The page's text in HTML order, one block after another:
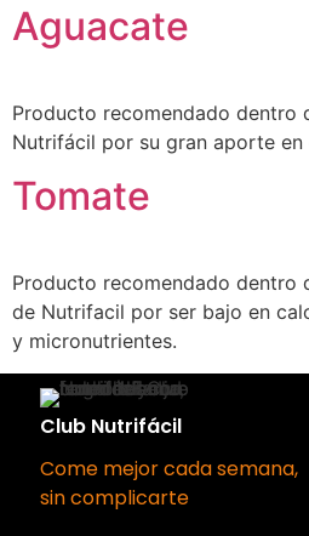
Aguacate
Producto recomendado dentro
Nutrifácil por su gran aporte en
Tomate
Producto recomendado dentro
de Nutrifacil por ser bajo en
y micronutrientes.
Club Nutrifácil
Come mejor cada semana,
sin complicarte